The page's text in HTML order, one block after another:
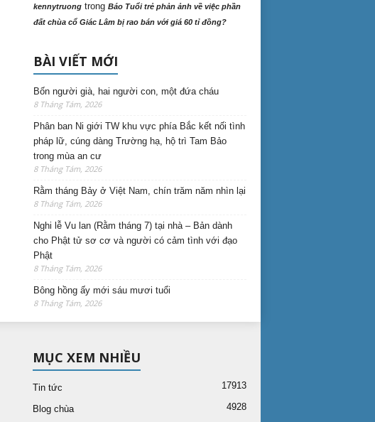
kennytruongtrong Báo Tuổi trẻ phản ảnh về việc phần
đất chùa cổ Giác Lâm bị rao bán với giá 60 tỉ đồng?
BÀI VIẾT MỚI
Bốn người già, hai người con, một đứa cháu
8 Tháng Tám, 2026
Phân ban Ni giới TW khu vực phía Bắc kết nối tình
pháp lữ, cúng dàng Trường hạ, hộ trì Tam Bảo
trong mùa an cư
8 Tháng Tám, 2026
Rằm tháng Bảy ở Việt Nam, chín trăm năm nhìn lại
8 Tháng Tám, 2026
Nghi lễ Vu lan (Rằm tháng 7) tại nhà – Bản dành
cho Phật tử sơ cơ và người có cảm tình với đạo
Phật
8 Tháng Tám, 2026
Bông hồng ấy mới sáu mươi tuổi
8 Tháng Tám, 2026
MỤC XEM NHIỀU
Tin tức 17913
Blog chùa 4928